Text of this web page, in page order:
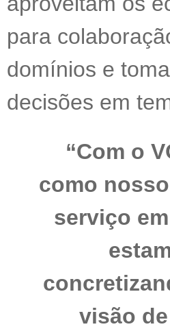
para
domínios e
decisões em
“Com o
como
serviço
visão de